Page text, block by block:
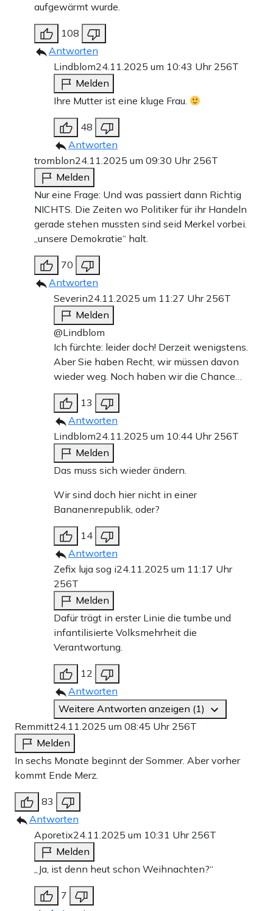
aufgewärmt wurde.
108
Antworten
Lindblom24.11.2025 um 10:43 Uhr 256T
Melden
Ihre Mutter ist eine kluge Frau.
48
Antworten
tromblon24.11.2025 um 09:30 Uhr 256T
Melden
Nur eine Frage: Und was passiert dann Richtig
NICHTS. Die Zeiten wo Politiker für ihr Handeln
gerade stehen mussten sind seid Merkel vorbei.
„unsere Demokratie“ halt.
70
Antworten
Severin24.11.2025 um 11:27 Uhr 256T
Melden
@Lindblom
Ich fürchte: leider doch! Derzeit wenigstens.
Aber Sie haben Recht, wir müssen davon
wieder weg. Noch haben wir die Chance…
13
Antworten
Lindblom24.11.2025 um 10:44 Uhr 256T
Melden
Das muss sich wieder ändern.
Wir sind doch hier nicht in einer
Bananenrepublik, oder?
14
Antworten
Zefix luja sog i24.11.2025 um 11:17 Uhr
256T
Melden
Dafür trägt in erster Linie die tumbe und
infantilisierte Volksmehrheit die
Verantwortung.
12
Antworten
Weitere Antworten anzeigen (1)
Remmitt24.11.2025 um 08:45 Uhr 256T
Melden
In sechs Monate beginnt der Sommer. Aber vorher
kommt Ende Merz.
83
Antworten
Aporetix24.11.2025 um 10:31 Uhr 256T
Melden
„Ja, ist denn heut schon Weihnachten?“
7